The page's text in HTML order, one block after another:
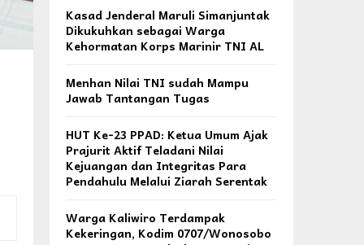
Kasad Jenderal Maruli Simanjuntak
Dikukuhkan sebagai Warga
Kehormatan Korps Marinir TNI AL
Menhan Nilai TNI sudah Mampu
Jawab Tantangan Tugas
HUT Ke-23 PPAD: Ketua Umum Ajak
Prajurit Aktif Teladani Nilai
Kejuangan dan Integritas Para
Pendahulu Melalui Ziarah Serentak
Warga Kaliwiro Terdampak
Kekeringan, Kodim 0707/Wonosobo